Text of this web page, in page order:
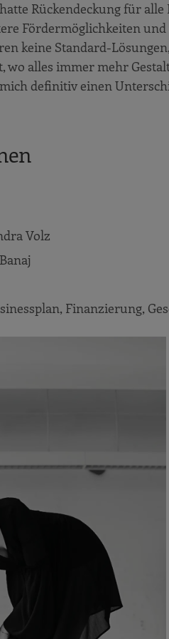
Rückendeckung für
Fördermöglichkeiten
keine Standard-
wo alles immer mehr
definitiv einen
Volz
Finanzierung,